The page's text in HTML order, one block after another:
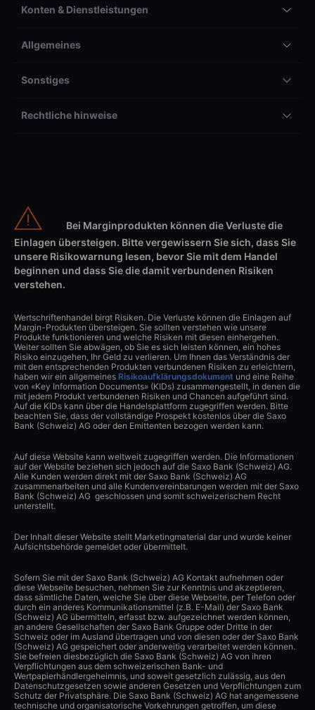
Konten & Dienstleistungen
Allgemeines
Sonstiges
Rechtliche hinweise
Bei Marginprodukten können die Verluste die
Einlagen übersteigen. Bitte vergewissern Sie sich, dass Sie
unsere Risikowarnung lesen, bevor Sie mit dem Handel
beginnen und dass Sie die damit verbundenen Risiken
verstehen.
Wertschriftenhandel birgt Risiken. Die Verluste können die Einlagen auf
Margin-Produkten übersteigen. Sie sollten verstehen wie unsere
Produkte funktionieren und welche Risiken mit diesen einhergehen.
Weiter sollten Sie abwägen, ob Sie es sich leisten können, ein hohes
Risiko einzugehen, Ihr Geld zu verlieren. Um Ihnen das Verständnis der
mit den entsprechenden Produkten verbundenen Risiken zu erleichtern,
haben wir ein allgemeines Risikoaufklärungsdokument und eine Reihe
von «Key Information Documents» (KIDs) zusammengestellt, in denen die
mit jedem Produkt verbundenen Risiken und Chancen aufgeführt sind.
Auf die KIDs kann über die Handelsplattform zugegriffen werden. Bitte
beachten Sie, dass der vollständige Prospekt kostenlos über die Saxo
Bank (Schweiz) AG oder den Emittenten bezogen werden kann.
Auf diese Website kann weltweit zugegriffen werden. Die Informationen
auf der Website beziehen sich jedoch auf die Saxo Bank (Schweiz) AG.
Alle Kunden werden direkt mit der Saxo Bank (Schweiz) AG
zusammenarbeiten und alle Kundenvereinbarungen werden mit der Saxo
Bank (Schweiz) AG geschlossen und somit schweizerischem Recht
unterstellt.
Der Inhalt dieser Website stellt Marketingmaterial dar und wurde keiner
Aufsichtsbehörde gemeldet oder übermittelt.
Sofern Sie mit der Saxo Bank (Schweiz) AG Kontakt aufnehmen oder
diese Webseite besuchen, nehmen Sie zur Kenntnis und akzeptieren,
dass sämtliche Daten, welche Sie über diese Webseite, per Telefon oder
durch ein anderes Kommunikationsmittel (z.B. E-Mail) der Saxo Bank
(Schweiz) AG übermitteln, erfasst bzw. aufgezeichnet werden können,
an andere Gesellschaften der Saxo Bank Gruppe oder Dritte in der
Schweiz oder im Ausland übertragen und von diesen oder der Saxo Bank
(Schweiz) AG gespeichert oder anderweitig verarbeitet werden können.
Sie befreien diesbezüglich die Saxo Bank (Schweiz) AG von ihren
Verpflichtungen aus dem schweizerischen Bank- und
Wertpapierhändlergeheimnis, und soweit gesetzlich zulässig, aus den
Datenschutzgesetzen sowie anderen Gesetzen und Verpflichtungen zum
Schutz der Privatsphäre. Die Saxo Bank (Schweiz) AG hat angemessene
technische und organisatorische Vorkehrungen getroffen, um diese